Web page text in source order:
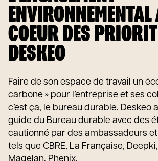
ENVIRONNEMENTAL
COEUR DES
DESKEO
Faire de son espace de travail un
carbone » pour l’entreprise et ses
c’est ça, le bureau durable. Deskeo
guide du Bureau durable avec des
cautionné par des ambassadeurs et
tels que CBRE, La Française,
Magelan, Phenix.